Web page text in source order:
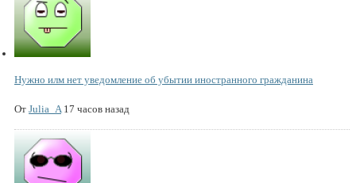
Нужно илм нет уведомление об убытии иностранного гражданина
От Julia_A 17 часов назад